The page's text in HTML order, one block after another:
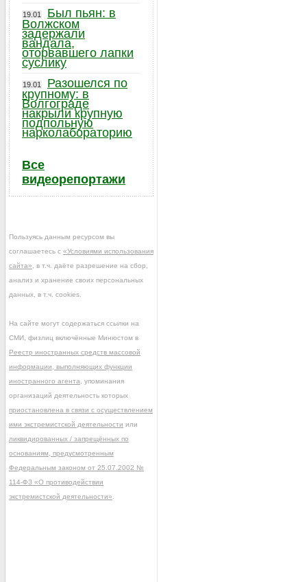
19.01
Был пьян: в
Волжском
задержали
вандала,
оторвавшего лапки
суслику
19.01
Разошелся по
крупному: в
Волгограде
накрыли крупную
подпольную
нарколабораторию
Все
видеорепортажи
Пользуясь данным ресурсом вы
соглашаетесь с «Условиями использования
сайта» , в т.ч. даёте разрешение на сбор,
анализ и хранение своих персональных
данных, в т.ч. cookies.
На сайте могут содержаться ссылки на
СМИ, физлиц включённые Минюстом в
Реестр иностранных средств массовой
информации, выполняющих функции
иностранного агента , упоминания
организаций деятельность которых
приостановлена в связи с осуществлением
ими экстремистской деятельности или
ликвидированных / запрещённых по
основаниям, предусмотренным
Федеральным законом от 25.07.2002 №
114-ФЗ «О противодействии
экстремистской деятельности»